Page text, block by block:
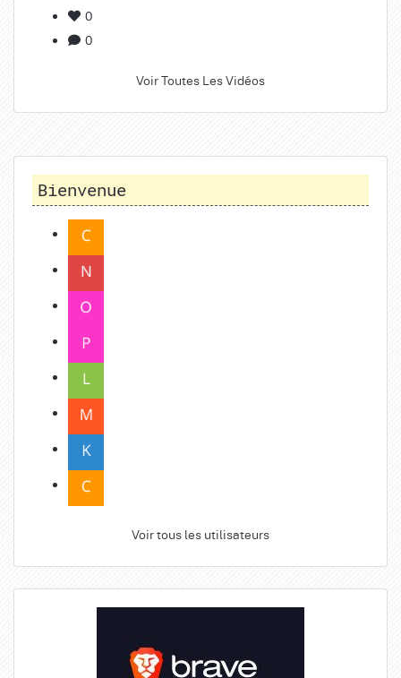
0
0
Voir Toutes Les Vidéos
Bienvenue
Voir tous les utilisateurs